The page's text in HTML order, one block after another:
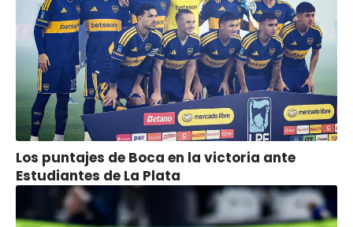
Los puntajes de Boca en la victoria ante
Estudiantes de La Plata